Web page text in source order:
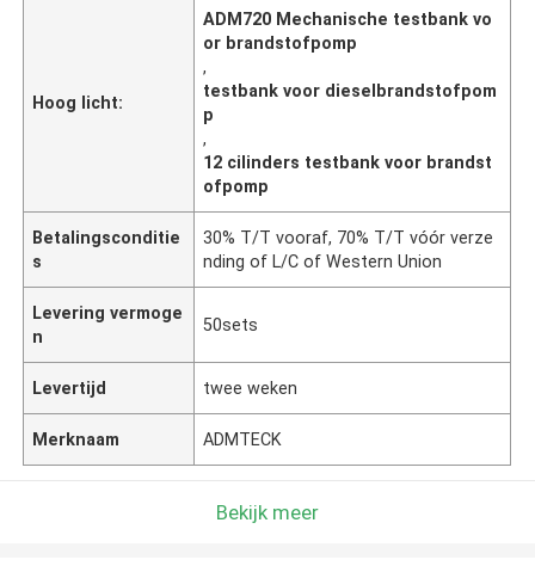
Hoog licht:
ADM720 Mechanische testbank vo
or brandstofpomp
,
testbank voor dieselbrandstofpom
p
,
12 cilinders testbank voor brandst
ofpomp
Betalingsconditie
s
30% T/T vooraf, 70% T/T vóór verze
nding of L/C of Western Union
Levering vermoge
n
50sets
Levertijd twee weken
Merknaam ADMTECK
Bekijk meer